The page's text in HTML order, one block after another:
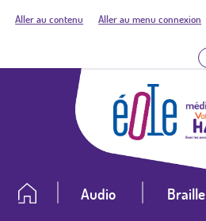
Aller au contenu Aller au menu connexion
Audio Braille